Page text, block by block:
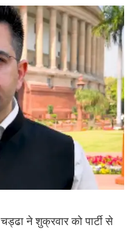
ने शुक्रवार को पार्टी से